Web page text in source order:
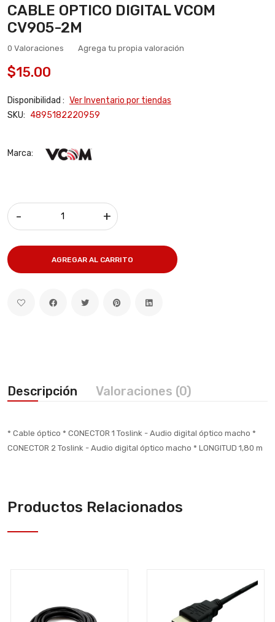
CABLE OPTICO DIGITAL VCOM
CV905-2M
0 Valoraciones Agrega tu propia valoración
$15.00
Disponibilidad : Ver Inventario por tiendas
SKU: 4895182220959
Marca:
- +
AGREGAR AL CARRITO
Descripción Valoraciones (0)
* Cable óptico * CONECTOR 1 Toslink - Audio digital óptico macho *
CONECTOR 2 Toslink - Audio digital óptico macho * LONGITUD 1,80 m
Productos Relacionados